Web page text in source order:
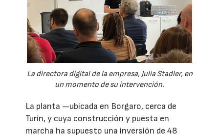
La directora digital de la empresa, Julia Stadler, en
un momento de su intervención.
La planta —ubicada en Borgaro, cerca de
Turín, y cuya construcción y puesta en
marcha ha supuesto una inversión de 48